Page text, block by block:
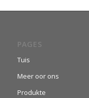
PAGES
Tuis
Meer oor ons
Produkte